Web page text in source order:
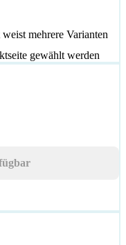
mehrere Varianten
gewählt werden